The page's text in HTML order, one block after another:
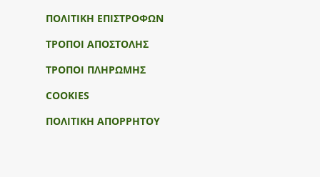
ΠΟΛΙΤΙΚΗ ΕΠΙΣΤΡΟΦΩΝ
ΤΡΟΠΟΙ ΑΠΟΣΤΟΛΗΣ
ΤΡΟΠΟΙ ΠΛΗΡΩΜΗΣ
COOKIES
ΠΟΛΙΤΙΚΗ ΑΠΟΡΡΗΤΟΥ